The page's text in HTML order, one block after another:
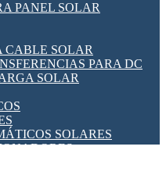
PANEL SOLAR
CABLE SOLAR
PARA DC
SOLAR
SOLARES